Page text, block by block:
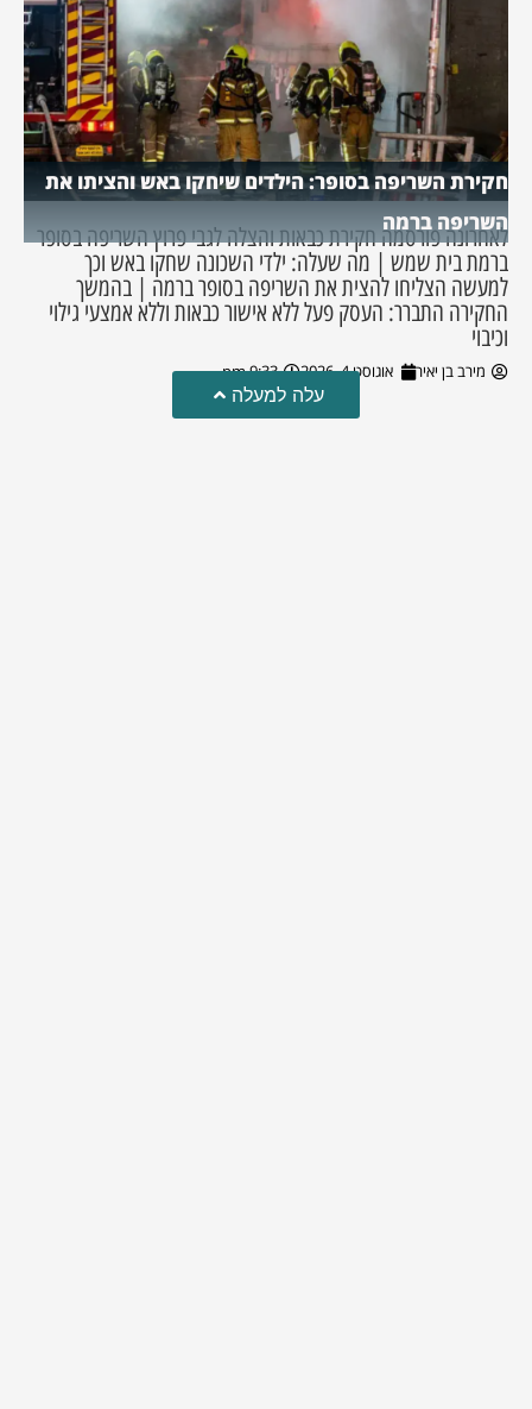
חקירת השריפה בסופר: הילדים שיחקו באש והציתו את
השריפה ברמה
לאחרונה פורסמה חקירת כבאות והצלה לגבי פרוץ השריפה בסופר
ברמת בית שמש | מה שעלה: ילדי השכונה שחקו באש וכך
למעשה הצליחו להצית את השריפה בסופר ברמה | בהמשך
החקירה התברר: העסק פעל ללא אישור כבאות וללא אמצעי גילוי
וכיבוי
מירב בן יאיר אוגוסט 4, 2026 9:33 pm
עלה למעלה